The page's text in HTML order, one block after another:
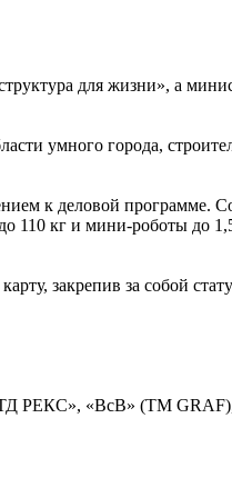
для жизни», а
умного города,
к деловой программе.
110 кг и мини-роботы до
закрепив за собой
РЕКС», «ВсВ» (ТМ